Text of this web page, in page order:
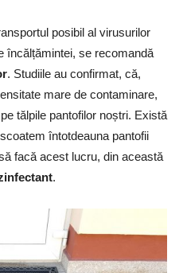
posibil al virusurilor
încălțămintei, se recomandă
. Studiile au confirmat, că,
mare de contaminare,
tălpile pantofilor noștri. Există
întotdeauna pantofii
facă acest lucru, din această
.